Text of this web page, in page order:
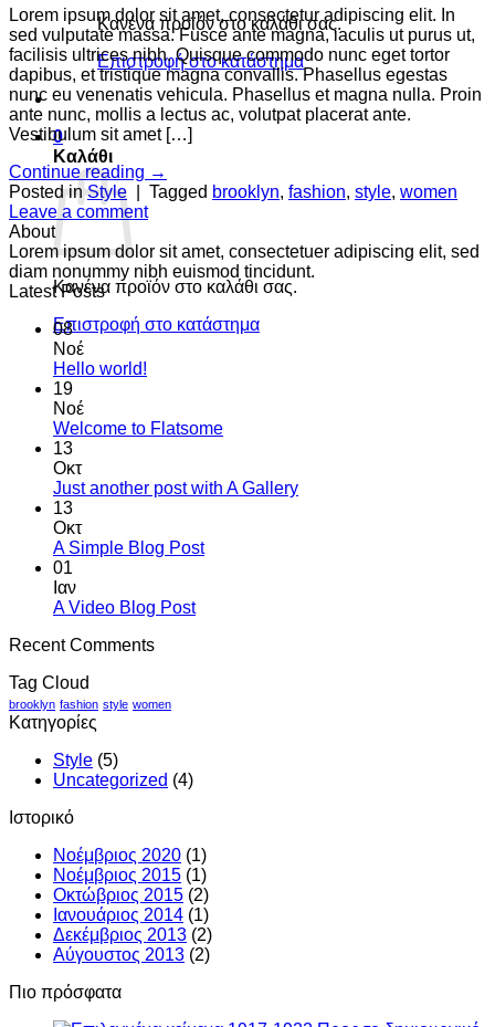
Κανένα προϊόν στο καλάθι σας.
Επιστροφή στο κατάστημα
0
Καλάθι
Κανένα προϊόν στο καλάθι σας.
Επιστροφή στο κατάστημα
Lorem ipsum dolor sit amet, consectetur adipiscing elit. In
sed vulputate massa. Fusce ante magna, iaculis ut purus ut,
facilisis ultrices nibh. Quisque commodo nunc eget tortor
dapibus, et tristique magna convallis. Phasellus egestas
nunc eu venenatis vehicula. Phasellus et magna nulla. Proin
ante nunc, mollis a lectus ac, volutpat placerat ante.
Vestibulum sit amet […]
Continue reading →
Posted inStyle Tagged brooklyn, fashion, style, women
Leave a comment
About
Lorem ipsum dolor sit amet, consectetuer adipiscing elit, sed
diam nonummy nibh euismod tincidunt.
Latest Posts
08
Νοέ
Hello world!
στο
19
Νοέ
Welcome to FlatsomeΔεν
στο
13
Οκτ
Just another post with A GalleryΔεν
13
Οκτ
A Simple Blog PostΔεν
01
Ιαν
A Video Blog PostΔεν
Recent Comments
Tag Cloud
brooklyn fashion style women
Kατηγορίες
Style (5)
Uncategorized (4)
Ιστορικό
Νοέμβριος 2020 (1)
Νοέμβριος 2015 (1)
Οκτώβριος 2015 (2)
Ιανουάριος 2014 (1)
Δεκέμβριος 2013 (2)
Αύγουστος 2013 (2)
Πιο πρόσφατα